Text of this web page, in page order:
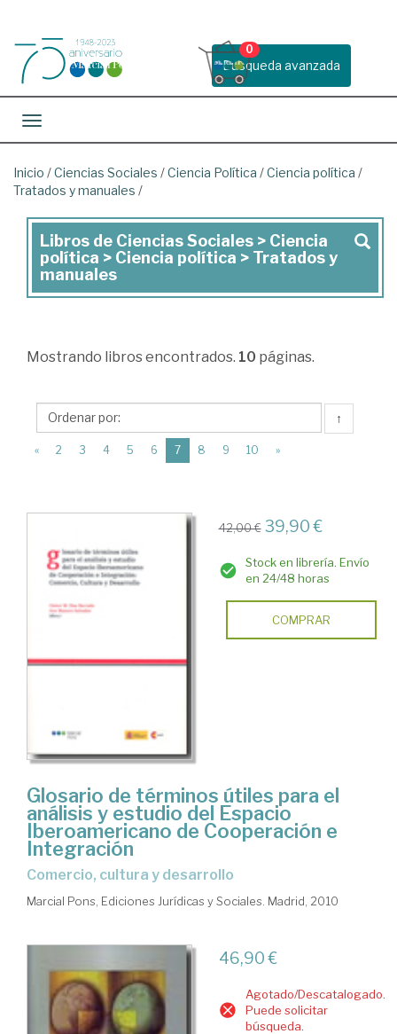
Busqueda avanzada
0
Toggle navigation
Inicio /Ciencias Sociales /Ciencia Política /Ciencia política /
Tratados y manuales /
Libros
de
Ciencias
>
política
>
>
Tratados
manuales
Libros de Ciencias Sociales > Ciencia
política > Ciencia política > Tratados y
manuales
Mostrando libros encontrados. 10 páginas.
↑
« 2 3 4 5 6 7(current)
8 9 10 »
42,00 € 39,90 €
Stock en librería. Envío
en 24/48 horas
COMPRAR
Glosario de términos útiles para el
análisis y estudio del Espacio
Iberoamericano de Cooperación e
Integración
comercio, cultura y desarrollo
Marcial Pons, Ediciones Jurídicas y Sociales. Madrid, 2010
46,90 €
Agotado/Descatalogado.
Puede solicitar
búsqueda.